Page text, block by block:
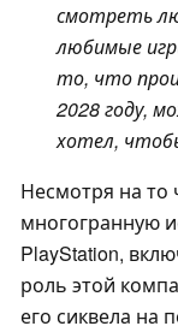
смотреть
любимые
то, что
2028 году,
хотел,
Несмотря на то
многогранную
PlayStation,
роль этой
его сиквела на